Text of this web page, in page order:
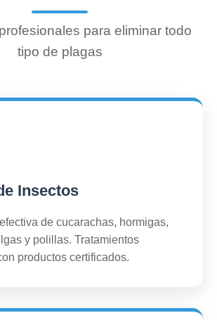
para eliminar todo
tipo de plagas
Insectos
de cucarachas, hormigas,
y polillas. Tratamientos
productos certificados.